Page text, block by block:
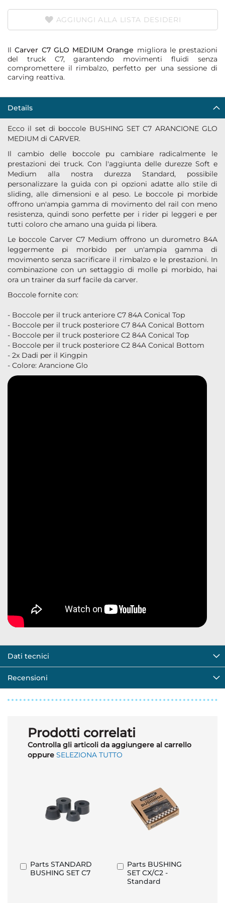
AGGIUNGI ALLA LISTA DESIDERI
IlCarver C7 GLO MEDIUM Orange migliora le prestazioni
del truck C7, garantendo movimenti fluidi senza
compromettere il rimbalzo, perfetto per una sessione di
carving reattiva.
Details
Ecco il set di boccole BUSHING SET C7 ARANCIONE GLO
MEDIUM di CARVER.
Il cambio delle boccole pu cambiare radicalmente le
prestazioni dei truck. Con l'aggiunta delle durezze Soft e
Medium alla nostra durezza Standard, possibile
personalizzare la guida con pi opzioni adatte allo stile di
sliding, alle dimensioni e al peso. Le boccole pi morbide
offrono un'ampia gamma di movimento del rail con meno
resistenza, quindi sono perfette per i rider pi leggeri e per
tutti coloro che amano una guida pi libera.
Le boccole Carver C7 Medium offrono un durometro 84A
leggermente pi morbido per un'ampia gamma di
movimento senza sacrificare il rimbalzo e le prestazioni. In
combinazione con un settaggio di molle pi morbido, hai
ora un trainer da surf facile da carver.
Boccole fornite con:
- Boccole per il truck anteriore C7 84A Conical Top
- Boccole per il truck posteriore C7 84A Conical Bottom
- Boccole per il truck posteriore C2 84A Conical Top
- Boccole per il truck posteriore C2 84A Conical Bottom
- 2x Dadi per il Kingpin
- Colore: Arancione Glo
Dati tecnici
Recensioni
Prodotti correlati
Controlla gli articoli da aggiungere al carrello
oppure SELEZIONA TUTTO
Parts STANDARD
BUSHING SET C7
Aggiungi
al
Parts BUSHING
SET CX/C2 -
Standard
Aggiungi
al
Carrello